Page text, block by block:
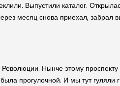
Выпустили каталог.
месяц снова приехал,
Нынче этому
прогулочной. И мы тут гуляли